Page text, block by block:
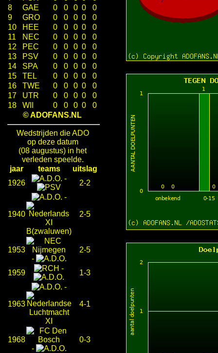
8
GAE 0 0 0 0
0
9
GRO 0 0 0 0
0
10
HEE 0 0 0 0
0
11
NEC 0 0 0 0
0
12
PEC 0 0 0 0
0
13
PSV 0 0 0 0
0
14
SPA 0 0 0 0
0
15
TEL 0 0 0 0
0
16
TWE 0 0 0 0
0
17
UTR 0 0 0 0
0
18
WII 0 0 0 0
0
© ADOFANS.NL
Wedstrijden die ADO
op deze datum
(08 augustus) in het
verleden speelde.
jaar
teams
uitslag
1926
-
2-2
1940
-
2-5
1953
-
2-5
1959
-
1-3
1963
-
4-1
1968
-
0-3